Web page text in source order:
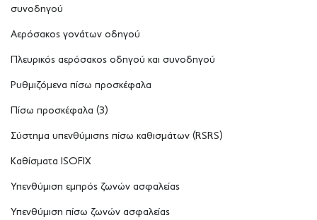
συνοδηγού
Αερόσακος γονάτων οδηγού
Πλευρικός αερόσακος οδηγού και συνοδηγού
Ρυθμιζόμενα πίσω προσκέφαλα
Πίσω προσκέφαλα (3)
Σύστημα υπενθύμισης πίσω καθισμάτων (RSRS)
Καθίσματα ISOFIX
Υπενθύμιση εμπρός ζωνών ασφαλείας
Υπενθύμιση πίσω ζωνών ασφαλείας